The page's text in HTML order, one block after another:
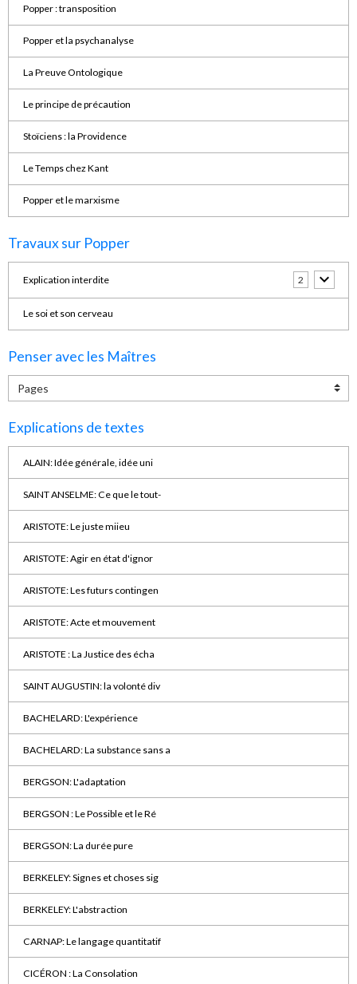
Popper : transposition
Popper et la psychanalyse
La Preuve Ontologique
Le principe de précaution
Stoïciens : la Providence
Le Temps chez Kant
Popper et le marxisme
Travaux sur Popper
Explication interdite 2
Le soi et son cerveau
Penser avec les Maîtres
Explications de textes
ALAIN: Idée générale, idée uni
SAINT ANSELME: Ce que le tout-
ARISTOTE: Le juste miieu
ARISTOTE: Agir en état d'ignor
ARISTOTE: Les futurs contingen
ARISTOTE: Acte et mouvement
ARISTOTE : La Justice des écha
SAINT AUGUSTIN: la volonté div
BACHELARD: L'expérience
BACHELARD: La substance sans a
BERGSON: L'adaptation
BERGSON : Le Possible et le Ré
BERGSON: La durée pure
BERKELEY: Signes et choses sig
BERKELEY: L'abstraction
CARNAP: Le langage quantitatif
CICÉRON : La Consolation